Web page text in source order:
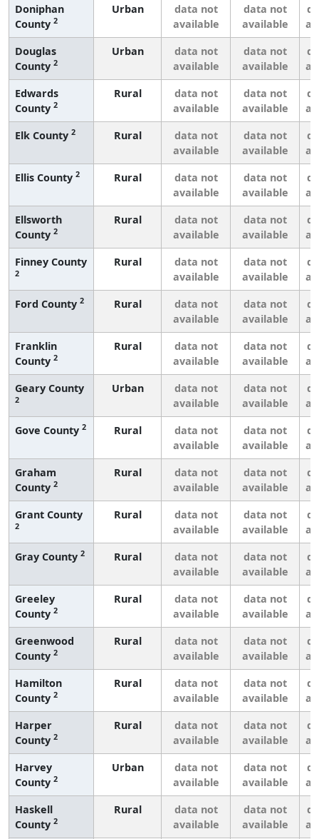
Doniphan
County 2
Urban
data not
available
data not
available
Douglas
County 2
Urban
data not
available
data not
available
Edwards
County 2
Rural
data not
available
data not
available
Elk County 2 Rural
data not
available
data not
available
Ellis County 2 Rural
data not
available
data not
available
Ellsworth
County 2
Rural
data not
available
data not
available
Finney County
2
Rural
data not
available
data not
available
Ford County 2 Rural
data not
available
data not
available
Franklin
County 2
Rural
data not
available
data not
available
Geary County
2
Urban
data not
available
data not
available
Gove County 2 Rural
data not
available
data not
available
Graham
County 2
Rural
data not
available
data not
available
Grant County
2
Rural
data not
available
data not
available
Gray County 2 Rural
data not
available
data not
available
Greeley
County 2
Rural
data not
available
data not
available
Greenwood
County 2
Rural
data not
available
data not
available
Hamilton
County 2
Rural
data not
available
data not
available
Harper
County 2
Rural
data not
available
data not
available
Harvey
County 2
Urban
data not
available
data not
available
Haskell
County 2
Rural
data not
available
data not
available